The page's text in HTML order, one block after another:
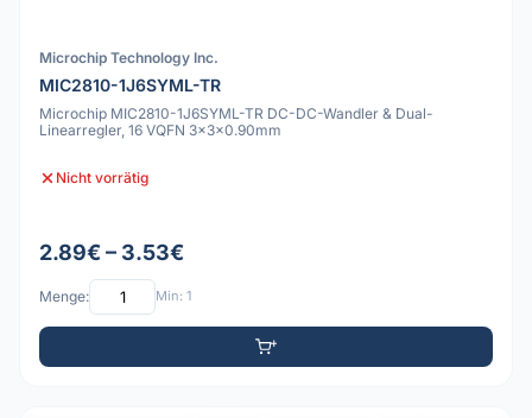
Microchip Technology Inc.
MIC2810-1J6SYML-TR
Microchip MIC2810-1J6SYML-TR DC-DC-Wandler & Dual-
Linearregler, 16 VQFN 3x3x0.90mm
Nicht vorrätig
2.89€ – 3.53€
Menge: Min: 1